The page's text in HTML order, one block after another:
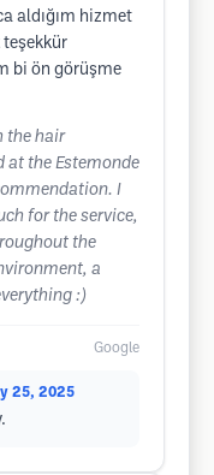
aldığım hizmet
bi ön görüşme
the hair
the Estemonde
I
for the service,
the
a
:)
Google
25, 2025